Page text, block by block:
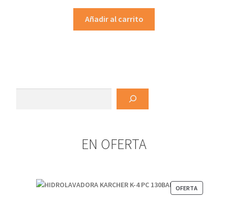
Añadir al carrito
EN OFERTA
OFERTA
EN